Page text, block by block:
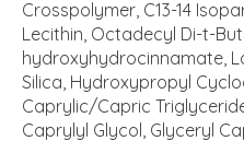
Crosspolymer, C13-14
Lecithin, Octadecyl Di-t-
hydroxyhydrocinnamate,
Silica, Hydroxypropyl
Caprylic/Capric
Caprylyl Glycol, Glyceryl